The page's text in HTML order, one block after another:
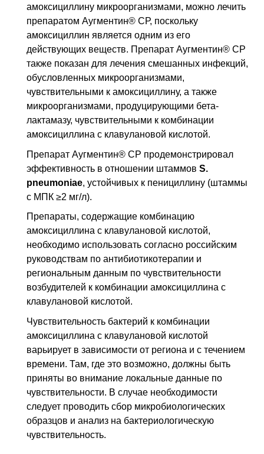
амоксициллину микроорганизмами, можно лечить
препаратом Аугментин® СР, поскольку
амоксициллин является одним из его
действующих веществ. Препарат Аугментин® СР
также показан для лечения смешанных инфекций,
обусловленных микроорганизмами,
чувствительными к амоксициллину, а также
микроорганизмами, продуцирующими бета-
лактамазу, чувствительными к комбинации
амоксициллина с клавулановой кислотой.
Препарат Аугментин® СР продемонстрировал
эффективность в отношении штаммов S.
pneumoniae, устойчивых к пенициллину (штаммы
с МПК ≥2 мг/л).
Препараты, содержащие комбинацию
амоксициллина с клавулановой кислотой,
необходимо использовать согласно российским
руководствам по антибиотикотерапии и
региональным данным по чувствительности
возбудителей к комбинации амоксициллина с
клавулановой кислотой.
Чувствительность бактерий к комбинации
амоксициллина с клавулановой кислотой
варьирует в зависимости от региона и с течением
времени. Там, где это возможно, должны быть
приняты во внимание локальные данные по
чувствительности. В случае необходимости
следует проводить сбор микробиологических
образцов и анализ на бактериологическую
чувствительность.